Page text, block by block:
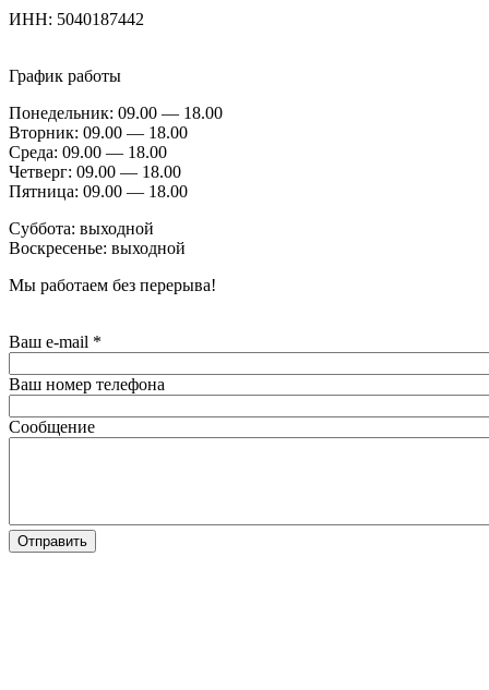
ИНН: 5040187442
График работы
Понедельник: 09.00 — 18.00
Вторник: 09.00 — 18.00
Среда: 09.00 — 18.00
Четверг: 09.00 — 18.00
Пятница: 09.00 — 18.00
Суббота: выходной
Воскресенье: выходной
Мы работаем без перерыва!
Ваш e-mail *
Ваш номер телефона
Сообщение